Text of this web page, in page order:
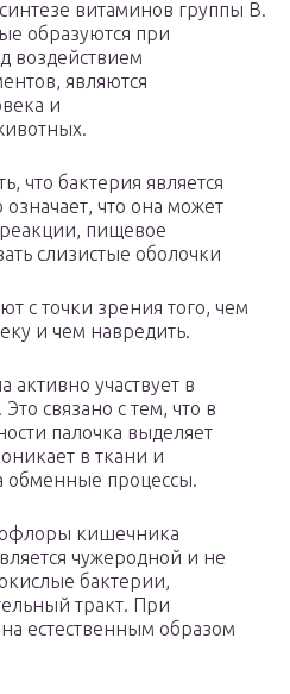
витаминов группы B.
образуются при
воздействием
являются
и
что бактерия является
что она может
пищевое
слизистые оболочки
с точки зрения того, чем
и чем навредить.
активно участвует в
связано с тем, что в
палочка выделяет
в ткани и
обменные процессы.
кишечника
чужеродной и не
бактерии,
тракт. При
естественным образом